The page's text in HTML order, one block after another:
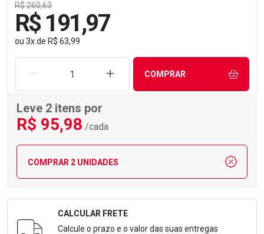
R$ 260,63
R$ 191,97
ou 3xde R$ 63,99
REMOVER UMA UNIDADEAUMENTAR UMA UNIDADE
COMPRAR
Leve 2 itens por
R$ 95,98 /cada
COMPRAR 2 UNIDADES
Formulário para Calcular o Frete
CALCULAR FRETE
Calcule o prazo e o valor das suas entregas